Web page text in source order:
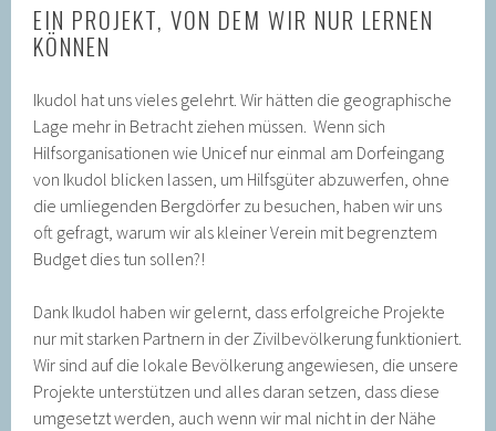
EIN PROJEKT, VON DEM WIR NUR LERNEN
KÖNNEN
Ikudol hat uns vieles gelehrt. Wir hätten die geographische
Lage mehr in Betracht ziehen müssen. Wenn sich
Hilfsorganisationen wie Unicef nur einmal am Dorfeingang
von Ikudol blicken lassen, um Hilfsgüter abzuwerfen, ohne
die umliegenden Bergdörfer zu besuchen, haben wir uns
oft gefragt, warum wir als kleiner Verein mit begrenztem
Budget dies tun sollen?!
Dank Ikudol haben wir gelernt, dass erfolgreiche Projekte
nur mit starken Partnern in der Zivilbevölkerung funktioniert.
Wir sind auf die lokale Bevölkerung angewiesen, die unsere
Projekte unterstützen und alles daran setzen, dass diese
umgesetzt werden, auch wenn wir mal nicht in der Nähe